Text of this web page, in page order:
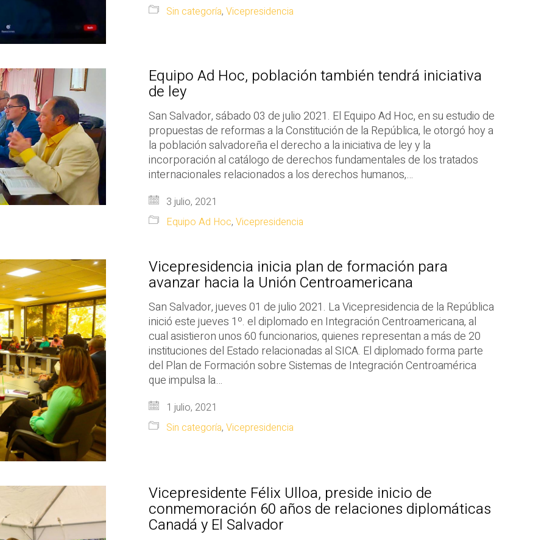
Sin categoría, Vicepresidencia
Equipo Ad Hoc, población también tendrá iniciativa
de ley
San Salvador, sábado 03 de julio 2021. El Equipo Ad Hoc, en su estudio de
propuestas de reformas a la Constitución de la República, le otorgó hoy a
la población salvadoreña el derecho a la iniciativa de ley y la
incorporación al catálogo de derechos fundamentales de los tratados
internacionales relacionados a los derechos humanos,…
3 julio, 2021
Equipo Ad Hoc, Vicepresidencia
Vicepresidencia inicia plan de formación para
avanzar hacia la Unión Centroamericana
San Salvador, jueves 01 de julio 2021. La Vicepresidencia de la República
inició este jueves 1º. el diplomado en Integración Centroamericana, al
cual asistieron unos 60 funcionarios, quienes representan a más de 20
instituciones del Estado relacionadas al SICA. El diplomado forma parte
del Plan de Formación sobre Sistemas de Integración Centroamérica
que impulsa la…
1 julio, 2021
Sin categoría, Vicepresidencia
Vicepresidente Félix Ulloa, preside inicio de
conmemoración 60 años de relaciones diplomáticas
Canadá y El Salvador